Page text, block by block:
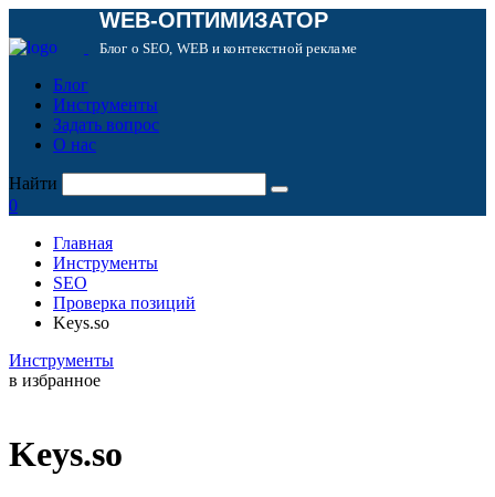
WEB-ОПТИМИЗАТОР
Блог о SEO, WEB и контекстной рекламе
Блог
Инструменты
Задать вопрос
О нас
Найти
0
Главная
Инструменты
SEO
Проверка позиций
Keys.so
Инструменты
в избранное
Keys.so